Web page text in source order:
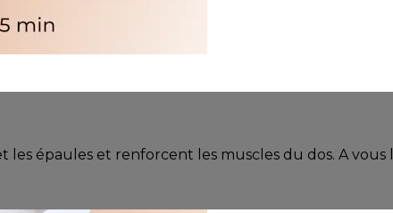
les épaules et renforcent les muscles du dos. A